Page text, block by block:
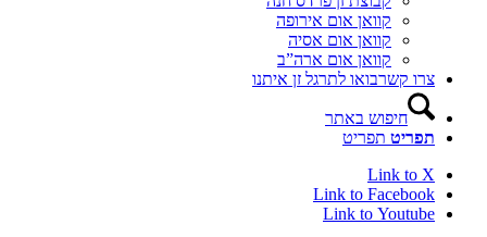
קוואן אום אירופה
קוואן אום אסיה
קוואן אום ארה”ב
צרו קשרבואו לתרגל זן איתנו
חיפוש באתר
תפריט תפריט
Link to X
Link to Facebook
Link to Youtube